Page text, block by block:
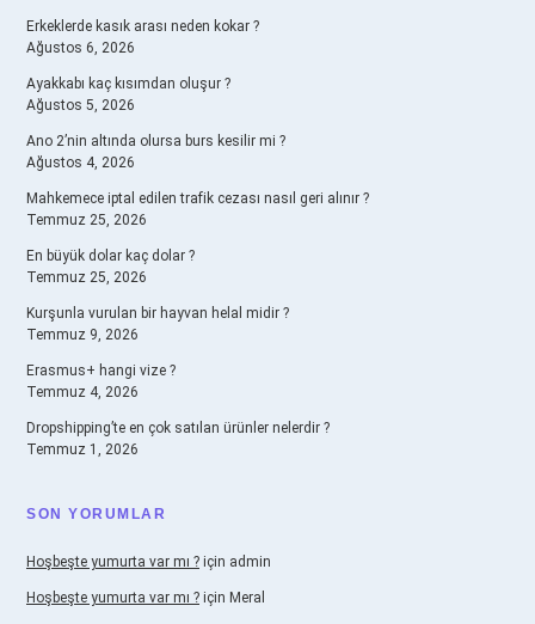
Erkeklerde kasık arası neden kokar ?
Ağustos 6, 2026
Ayakkabı kaç kısımdan oluşur ?
Ağustos 5, 2026
Ano 2’nin altında olursa burs kesilir mi ?
Ağustos 4, 2026
Mahkemece iptal edilen trafik cezası nasıl geri alınır ?
Temmuz 25, 2026
En büyük dolar kaç dolar ?
Temmuz 25, 2026
Kurşunla vurulan bir hayvan helal midir ?
Temmuz 9, 2026
Erasmus+ hangi vize ?
Temmuz 4, 2026
Dropshipping’te en çok satılan ürünler nelerdir ?
Temmuz 1, 2026
SON YORUMLAR
Hoşbeşte yumurta var mı ? için admin
Hoşbeşte yumurta var mı ? için Meral